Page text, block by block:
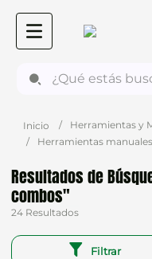
Herramientas y
Herramientas manuales
combos
24
Filtrar